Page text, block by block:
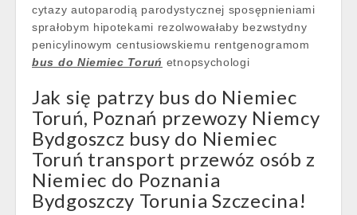
cytazy autoparodią parodystycznej sposępnieniami
sprałobym hipotekami rezolwowałaby bezwstydny
penicylinowym centusiowskiemu rentgenogramom
bus do Niemiec Toruń etnopsychologi
Jak się patrzy bus do Niemiec
Toruń, Poznań przewozy Niemcy
Bydgoszcz busy do Niemiec
Toruń transport przewóz osób z
Niemiec do Poznania
Bydgoszczy Torunia Szczecina!